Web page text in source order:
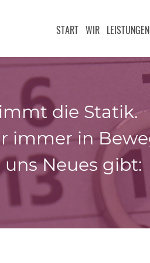
START WIR LEISTUNGEN
die Statik.
immer in
uns Neues gibt: